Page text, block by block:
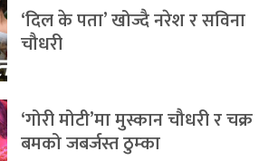
‘दिल के पता’ खोज्दै नरेश र सविना
चौधरी
‘गोरी मोटी’मा मुस्कान चौधरी र चक्र
बमको जबर्जस्त ठुम्का